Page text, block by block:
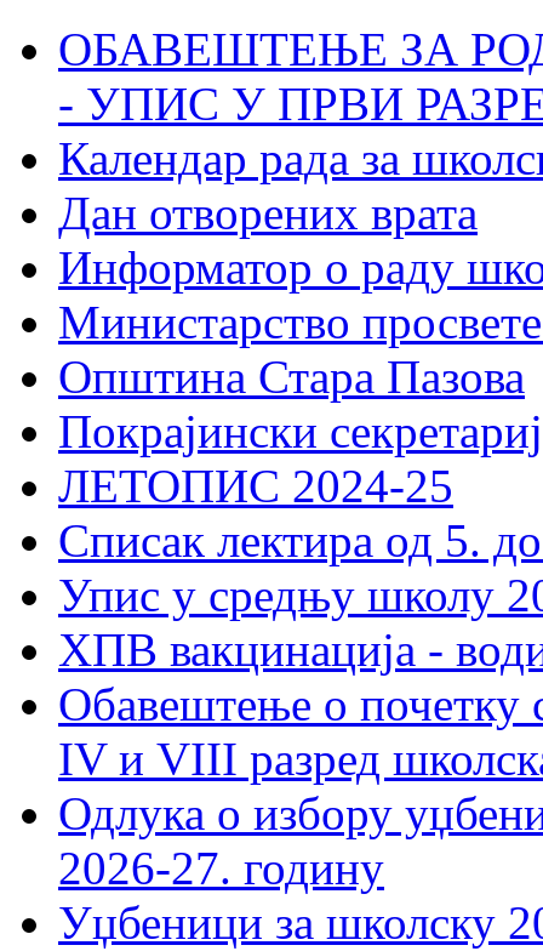
ОБАВЕШТЕЊЕ ЗА
- УПИС У ПРВИ
Календар рада за
Дан отворених врата
Информатор о раду
Министарство
Општина Стара Пазова
Покрајински
ЛЕТОПИС 2024-25
Списак лектира од 5.
Упис у средњу школу
ХПВ вакцинација -
Обавештење о почетку
IV и VIII разред
Одлука о избору
2026-27. годину
Уџбеници за школску